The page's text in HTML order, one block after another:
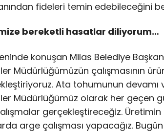
fideleri temin edebileceğini
bereketli hasatlar diliyorum…
konuşan Milas Belediye
Müdürlüğümüzün çalışmasının
Ata tohumunun
Müdürlüğümüz olarak her geçen
gerçekleştireceğiz.
arge çalışması yapacağız.